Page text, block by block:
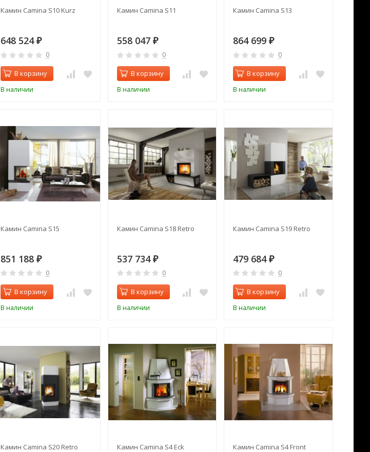
Камин Camina S10 Kurz
648 524₽
0
В корзину
В наличии
Камин Camina S11
558 047 ₽
0
В корзину
В наличии
Камин Camina S13
864 699₽
0
В корзину
В наличии
Камин Camina S15
851 188₽
0
В корзину
В наличии
Камин Camina S18 Retro
537 734 ₽
0
В корзину
В наличии
Камин Camina S19 Retro
479 684₽
0
В корзину
В наличии
Камин Camina S20 Retro Камин Camina S4 Eck Камин Camina S4 Front